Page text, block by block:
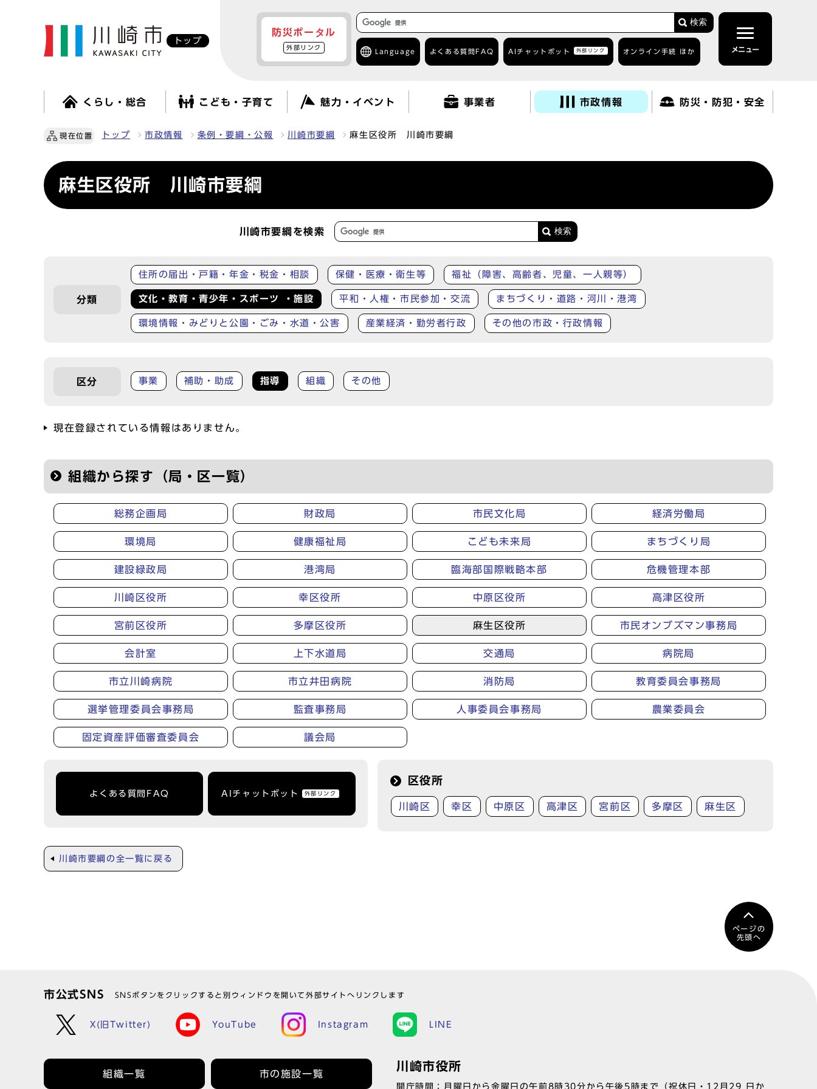
トップ
防災ポータル
外部リンク
検索
Language よくある質問 FAQ AIチャットボット 外部リンク オンライン手続 ほか メニュー
くらし・総合 こども・子育て 魅力・イベント 事業者 市政情報 防災・防犯・安全
現在位置 トップ 市政情報 条例・要綱・公報 川崎市要綱 麻生区役所 川崎市要綱
麻生区役所 川崎市要綱
川崎市要綱を検索
分類
住所の届出・戸籍・年金・税金・相談 保健・医療・衛生等 福祉（障害、高齢者、児童、一人親等）
文化・教育・青少年・スポーツ ・施設 平和・人権・市民参加・交流 まちづくり・道路・河川・港湾
環境情報・みどりと公園・ごみ・水道・公害 産業経済・勤労者行政 その他の市政・行政情報
区分 事業 補助・助成 指導 組織 その他
現在登録されている情報はありません。
組織から探す（局・区一覧）
総務企画局 財政局 市民文化局 経済労働局
環境局 健康福祉局 こども未来局 まちづくり局
建設緑政局 港湾局 臨海部国際戦略本部 危機管理本部
川崎区役所 幸区役所 中原区役所 高津区役所
宮前区役所 多摩区役所 麻生区役所 市民オンブズマン事務局
会計室 上下水道局 交通局 病院局
市立川崎病院 市立井田病院 消防局 教育委員会事務局
選挙管理委員会事務局 監査事務局 人事委員会事務局 農業委員会
固定資産評価審査委員会 議会局
よくある質問FAQ AIチャットボット 外部リンク
区役所
川崎区 幸区 中原区 高津区 宮前区 多摩区 麻生区
川崎市要綱の全一覧に戻る
ページの
先頭へ
市公式SNS SNSボタンをクリックすると別ウィンドウを開いて外部サイトへリンクします
X(旧Twitter) YouTube Instagram LINE
組織一覧 市の施設一覧
川崎市役所
開庁時間：月曜日から金曜日の午前8時30分から午後5時まで（祝休日・12月29 日か